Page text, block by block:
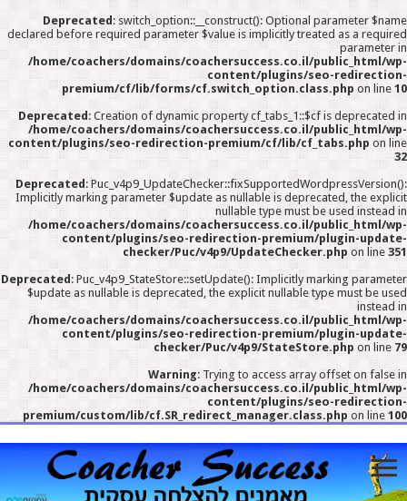
Deprecated : switch_option::__construct(): Optional parameter $name
declared before required parameter $value is implicitly treated as a required
parameter in
/home/coachers/domains/coachersuccess.co.il/public_html/wp-
content/plugins/seo-redirection-
premium/cf/lib/forms/cf.switch_option.class.php on line10
Deprecated : Creation of dynamic property cf_tabs_1::$cf is deprecated in
/home/coachers/domains/coachersuccess.co.il/public_html/wp-
content/plugins/seo-redirection-premium/cf/lib/cf_tabs.php on line
32
Deprecated : Puc_v4p9_UpdateChecker::fixSupportedWordpressVersion():
Implicitly marking parameter $update as nullable is deprecated, the explicit
nullable type must be used instead in
/home/coachers/domains/coachersuccess.co.il/public_html/wp-
content/plugins/seo-redirection-premium/plugin-update-
checker/Puc/v4p9/UpdateChecker.php on line351
Deprecated : Puc_v4p9_StateStore::setUpdate(): Implicitly marking parameter
$update as nullable is deprecated, the explicit nullable type must be used
instead in
/home/coachers/domains/coachersuccess.co.il/public_html/wp-
content/plugins/seo-redirection-premium/plugin-update-
checker/Puc/v4p9/StateStore.php on line 79
Warning: Trying to access array offset on false in
/home/coachers/domains/coachersuccess.co.il/public_html/wp-
content/plugins/seo-redirection-
premium/custom/lib/cf.SR_redirect_manager.class.php on line100